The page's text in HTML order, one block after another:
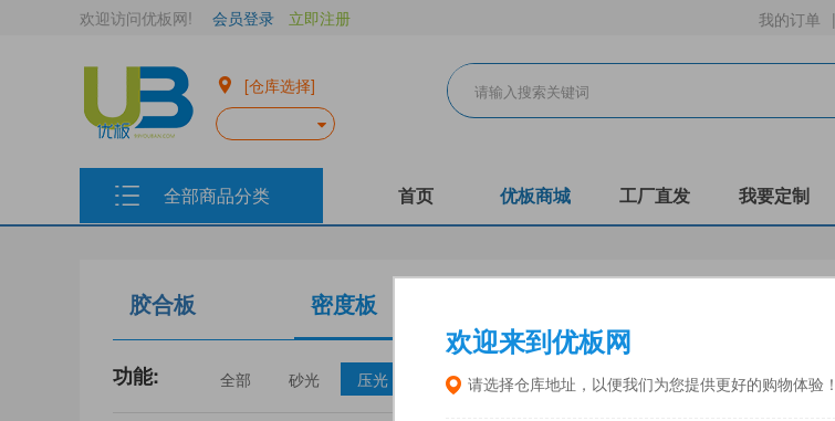
欢迎来到优板网
请选择仓库地址，以便我们为您提供更好的购物体验！
欢迎访问优板网! 会员登录 立即注册 我的订单 |
[仓库选择]
全部商品分类 首页 优板商城 工厂直发 我要定制
胶合板 密度板
功能: 全部 砂光 压光 家具 门板 镂铣 非标 阻燃B1-C 防潮